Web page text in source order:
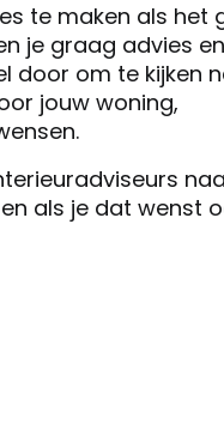
te maken als het
je graag advies en
door om te kijken
jouw woning,
als je dat wenst